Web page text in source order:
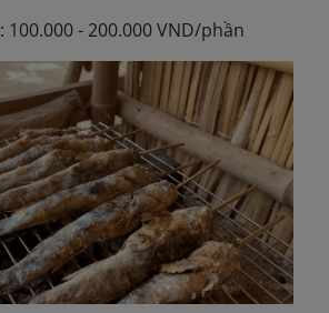
: 100.000 - 200.000 VND/phần